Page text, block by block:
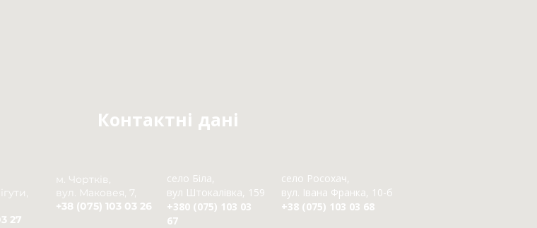
Контактні дані
27
м. Чортків,
вул. Маковея, 7,
+38 (075) 103 03 26
село Біла,
вул Штокалівка, 159
+380 (075) 103 03
67
село Росохач,
вул. Івана Франка, 10-б
+38 (075) 103 03 68